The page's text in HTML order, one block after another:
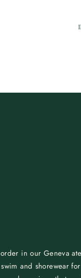
in our Geneva
and shorewear